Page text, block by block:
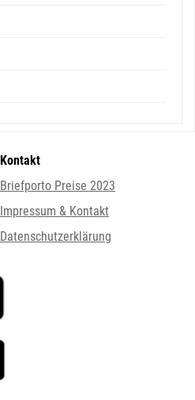
Kontakt
Briefporto Preise 2023
Impressum & Kontakt
Datenschutzerklärung